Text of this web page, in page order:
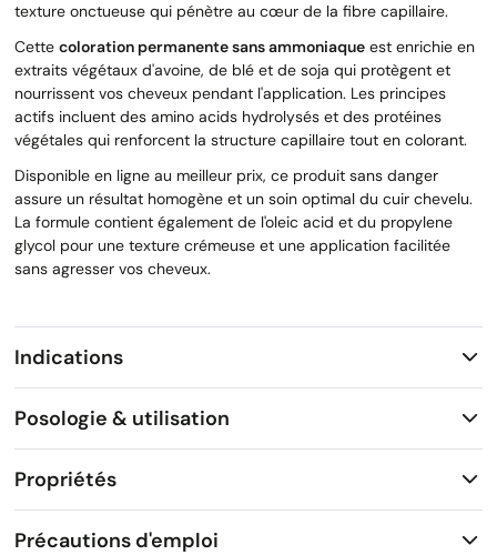
texture onctueuse qui pénètre au cœur de la fibre capillaire.
Cette coloration permanente sans ammoniaque est enrichie en
extraits végétaux d'avoine, de blé et de soja qui protègent et
nourrissent vos cheveux pendant l'application. Les principes
actifs incluent des amino acids hydrolysés et des protéines
végétales qui renforcent la structure capillaire tout en colorant.
Disponible en ligne au meilleur prix, ce produit sans danger
assure un résultat homogène et un soin optimal du cuir chevelu.
La formule contient également de l'oleic acid et du propylene
glycol pour une texture crémeuse et une application facilitée
sans agresser vos cheveux.
Indications
Posologie & utilisation
Propriétés
Précautions d'emploi